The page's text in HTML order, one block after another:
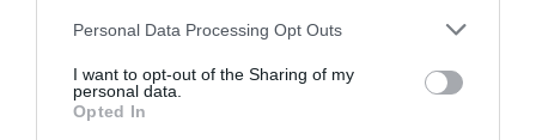
Personal Data Processing Opt Outs
I want to opt-out of the Sharing of my
personal data.
Opted In
Oír se manifiesta delante de La Mareta:
“Pedro Sánchez es un criminal”
por Redacción
Artículos anteriores